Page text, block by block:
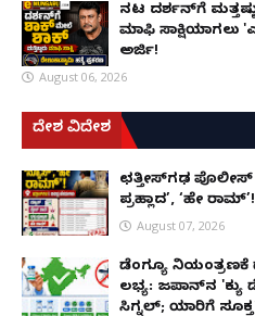
ನಟ ದರ್ಶನ್‌ಗೆ
ಮಾಫಿ
ಅರ್ಜಿ!
August 06, 2026
ದೇಶ ವಿದೇಶ
ಛತ್ತೀಸ್‌ಗಢ ಪೊಲೀಸ್
ಪ್ರಹ್ಲಾದ’, ‘ಹೇ ರಾಮ್’!
August 07, 2026
ಡೆಂಗ್ಯೂ
ಲಭ್ಯ: ಜಪಾನ್‌ನ 'ಕ್ಯು
ಸಿಗ್ನಲ್; ಯಾರಿಗೆ